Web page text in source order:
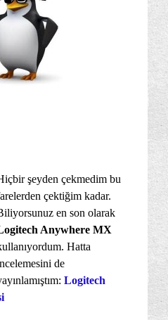
şeyden çekmedim bu
çektiğim kadar.
en son olarak
Anywhere MX
Hatta
de
Logitech